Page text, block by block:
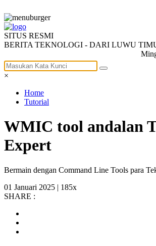
SITUS RESMI
BERITA TEKNOLOGI - DARI LUWU
×
Home
Tutorial
WMIC tool andalan
Expert
Bermain dengan Command Line Tools para
01 Januari 2025 | 185x
SHARE :